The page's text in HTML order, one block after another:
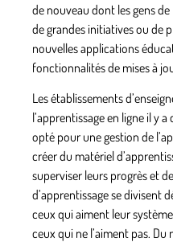
de nouveau dont les gens de
de grandes initiatives ou de
nouvelles applications
fonctionnalités de mises à
Les établissements
l’apprentissage en ligne il y
opté pour une gestion de
créer du matériel
superviser leurs progrès et
d’apprentissage se divisent
ceux qui aiment leur
ceux qui ne l’aiment pas.